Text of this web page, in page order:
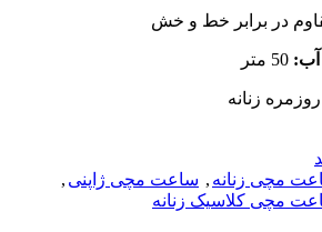
در برابر خط و خش
آب:
زنانه
مچی زنانه , ساعت مچی ژاپنی ,
مچی کلاسیک زنانه